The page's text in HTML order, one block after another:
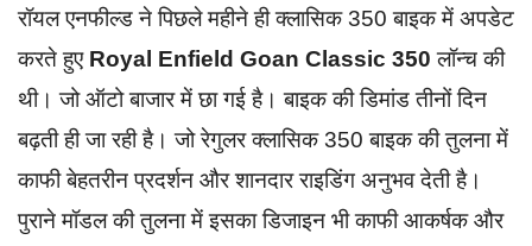
रॉयल एनफील्ड ने पिछले महीने ही क्लासिक 350 बाइक में अपडेट
करते हुएRoyal Enfield Goan Classic 350 लॉन्च की
थी। जो ऑटो बाजार में छा गई है। बाइक की डिमांड तीनों दिन
बढ़ती ही जा रही है। जो रेगुलर क्लासिक 350 बाइक की तुलना में
काफी बेहतरीन प्रदर्शन और शानदार राइडिंग अनुभव देती है।
पुराने मॉडल की तुलना में इसका डिजाइन भी काफी आकर्षक और